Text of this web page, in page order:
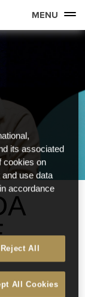
MENU
its associated
cookies on
use data
accordance
Reject All
All Cookies